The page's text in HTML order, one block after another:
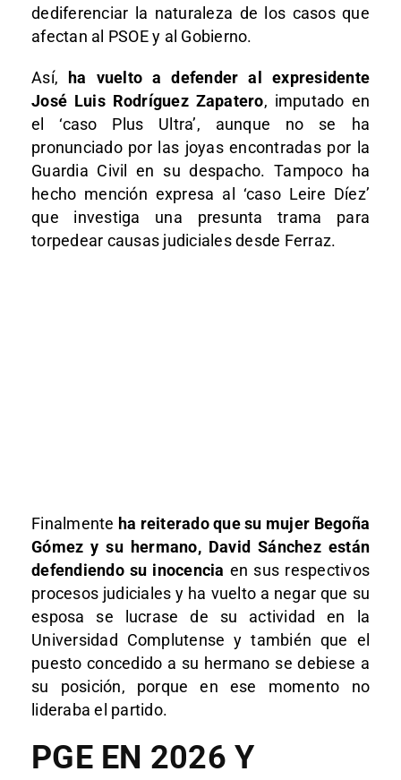
dediferenciar la naturaleza de los casos que
afectan al PSOE y al Gobierno.
Así,
ha vuelto a defender al expresidente
José Luis Rodríguez Zapatero, imputado en
el ‘caso Plus Ultra’, aunque no se ha
pronunciado por las joyas encontradas por la
Guardia Civil en su despacho. Tampoco ha
hecho mención expresa al ‘caso Leire Díez’
que investiga una presunta trama para
torpedear causas judiciales desde Ferraz.
Finalmente ha reiterado que su mujer Begoña
Gómez y su hermano, David Sánchez están
defendiendo su inocencia en sus respectivos
procesos judiciales y ha vuelto a negar que su
esposa se lucrase de su actividad en la
Universidad Complutense y también que el
puesto concedido a su hermano se debiese a
su posición, porque en ese momento no
lideraba el partido.
PGE EN 2026 Y